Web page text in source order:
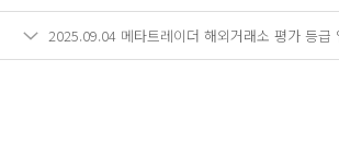
2025.09.04 메타트레이더 해외거래소 평가 등급